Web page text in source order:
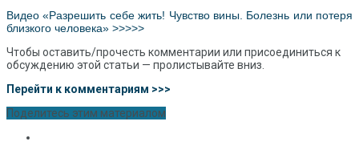
Видео«Разрешить себе жить! Чувство вины. Болезнь или потеря
близкого человека» >>>>>
Чтобы оставить/прочесть комментарии или присоединиться к
обсуждению этой статьи — пролистывайте вниз.
Перейти к комментариям >>>
Поделитесь этим материалом